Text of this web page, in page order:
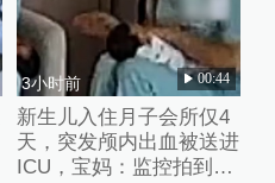
3小时前 00:44
新生儿入住月子会所仅4
天，突发颅内出血被送进
ICU，宝妈：监控拍到护